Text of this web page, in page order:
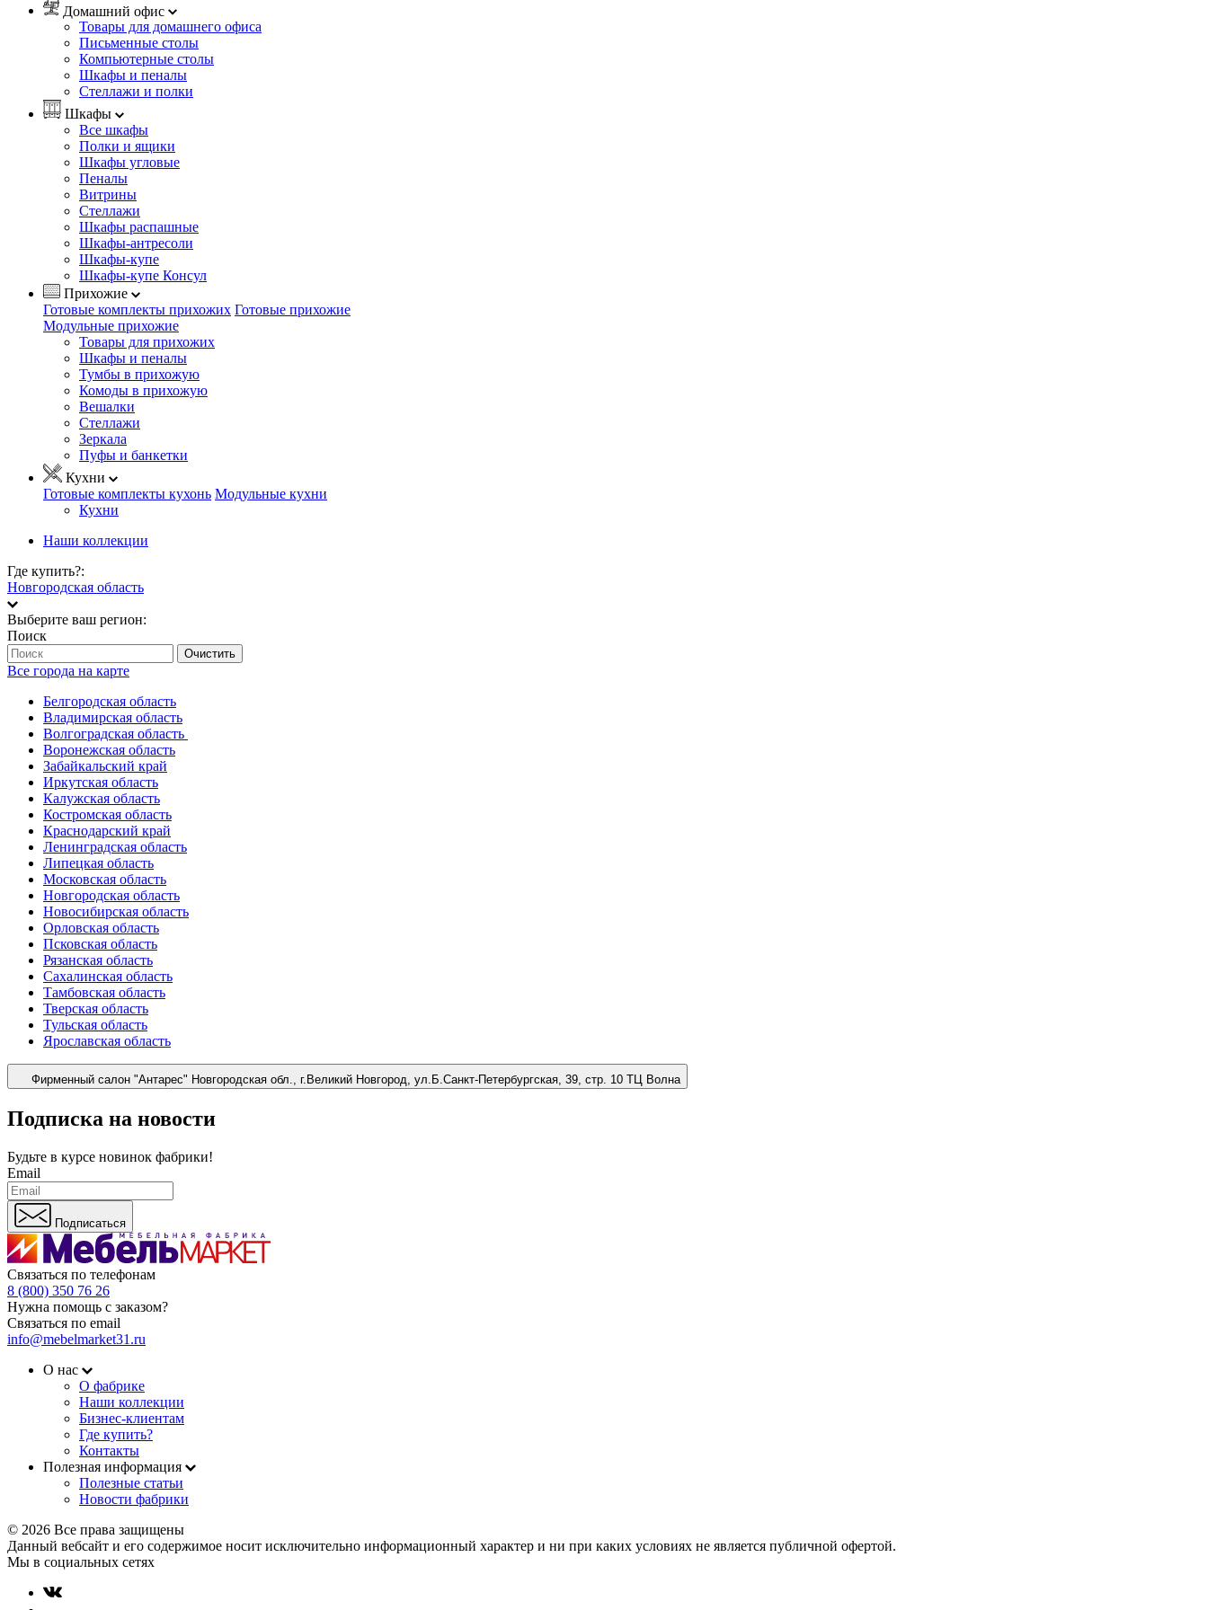
Домашний офис
Товары для домашнего офиса
Письменные столы
Компьютерные столы
Шкафы и пеналы
Стеллажи и полки
Шкафы
Все шкафы
Полки и ящики
Шкафы угловые
Пеналы
Витрины
Стеллажи
Шкафы распашные
Шкафы-антресоли
Шкафы-купе
Шкафы-купе Консул
Прихожие
Готовые комплекты прихожих Готовые прихожие
Модульные прихожие
Товары для прихожих
Шкафы и пеналы
Тумбы в прихожую
Комоды в прихожую
Вешалки
Стеллажи
Зеркала
Пуфы и банкетки
Кухни
Готовые комплекты кухонь Модульные кухни
Кухни
Наши коллекции
Где купить?:
Новгородская область
Выберите ваш регион:
Поиск
Очистить
Все города на карте
Белгородская область
Владимирская область
Волгоградская область
Воронежская область
Забайкальский край
Иркутская область
Калужская область
Костромская область
Краснодарский край
Ленинградская область
Липецкая область
Московская область
Новгородская область
Новосибирская область
Орловская область
Псковская область
Рязанская область
Сахалинская область
Тамбовская область
Тверская область
Тульская область
Ярославская область
Фирменный салон "Антарес" Новгородская обл., г.Великий Новгород, ул.Б.Санкт-Петербургская, 39, стр. 10 ТЦ Волна
Подписка на новости
Будьте в курсе новинок фабрики!
Email
Подписаться
Связаться по телефонам
8 (800) 350 76 26
Нужна помощь с заказом?
Связаться по email
info@mebelmarket31.ru
О нас
О фабрике
Наши коллекции
Бизнес-клиентам
Где купить?
Контакты
Полезная информация
Полезные статьи
Новости фабрики
© 2026 Все права защищены
Данный вебсайт и его содержимое носит исключительно информационный характер и ни при каких условиях не является публичной офертой.
Мы в социальных сетях